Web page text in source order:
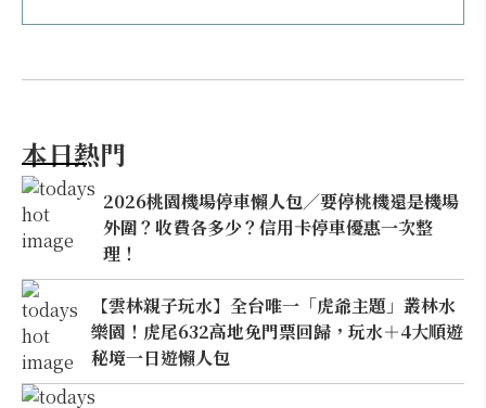
本日熱門
2026桃園機場停車懶人包／要停桃機還是機場
外圍？收費各多少？信用卡停車優惠一次整
理！
【雲林親子玩水】全台唯一「虎爺主題」叢林水
樂園！虎尾632高地免門票回歸，玩水＋4大順遊
秘境一日遊懶人包